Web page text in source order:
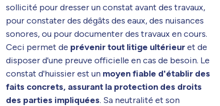
sollicité pour dresser un constat avant des travaux,
pour constater des dégâts des eaux, des nuisances
sonores, ou pour documenter des travaux en cours.
Ceci permet de prévenir tout litige ultérieuret de
disposer d'une preuve officielle en cas de besoin. Le
constat d'huissier est un moyen fiable d'établir des
faits concrets, assurant la protection des droits
des parties impliquées. Sa neutralité et son